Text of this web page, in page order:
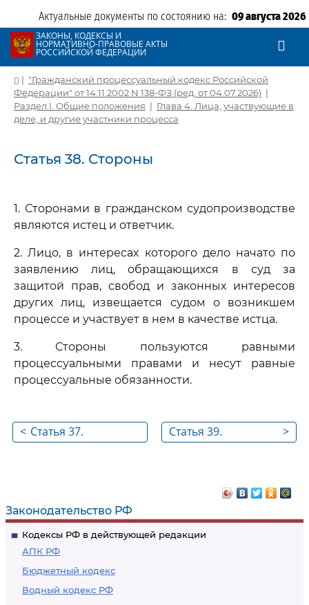
Актуальные документы по состоянию на: 09 августа 2026
ЗАКОНЫ, КОДЕКСЫ И
НОРМАТИВНО-ПРАВОВЫЕ АКТЫ
РОССИЙСКОЙ ФЕДЕРАЦИИ
Законодательство РФ
Кодексы РФ в действующей редакции
АПК РФ
Бюджетный кодекс
Водный кодекс РФ
| "Гражданский процессуальный кодекс Российской
Федерации" от 14.11.2002 N 138-ФЗ (ред. от 04.07.2026) |
Раздел I. Общие положения | Глава 4. Лица, участвующие в
деле, и другие участники процесса
Статья 38. Стороны
1. Сторонами в гражданском судопроизводстве
являются истец и ответчик.
2. Лицо, в интересах которого дело начато по
заявлению лиц, обращающихся в суд за
защитой прав, свобод и законных интересов
других лиц, извещается судом о возникшем
процессе и участвует в нем в качестве истца.
3. Стороны пользуются равными
процессуальными правами и несут равные
процессуальные обязанности.
< Статья 37.
>
Статья 39.
признание иска,
соглашение